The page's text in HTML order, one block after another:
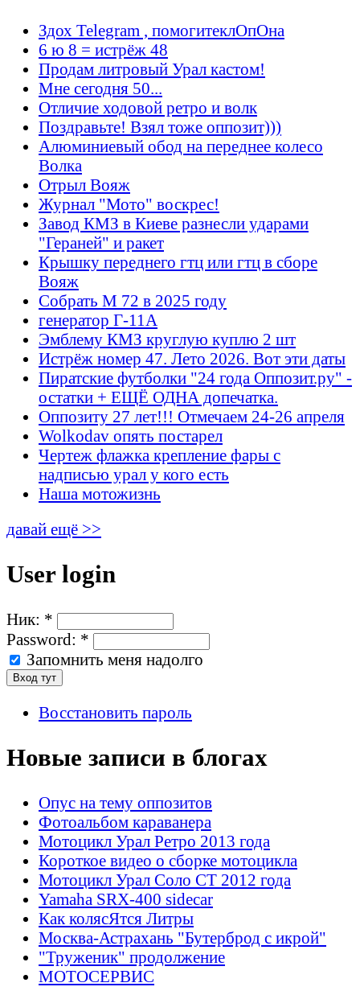
Здох Telegram , помогитеклОпОна
6 ю 8 = истрёж 48
Продам литровый Урал кастом!
Мне сегодня 50...
Отличие ходовой ретро и волк
Поздравьте! Взял тоже оппозит)))
Алюминиевый обод на переднее колесо
Волка
Отрыл Вояж
Журнал "Мото" воскрес!
Завод КМЗ в Киеве разнесли ударами
"Гераней" и ракет
Крышку переднего гтц или гтц в сборе
Вояж
Собрать М 72 в 2025 году
генератор Г-11А
Эмблему КМЗ круглую куплю 2 шт
Истрёж номер 47. Лето 2026. Вот эти даты
Пиратские футболки "24 года Оппозит.ру" -
остатки + ЕЩЁ ОДНА допечатка.
Оппозиту 27 лет!!! Отмечаем 24-26 апреля
Wolkodav опять постарел
Чертеж флажка крепление фары с
надписью урал у кого есть
Наша мотожизнь
давай ещё >>
User login
Ник: *
Password: *
Запомнить меня надолго
Восстановить пароль
Новые записи в блогах
Опус на тему оппозитов
Фотоальбом караванера
Мотоцикл Урал Ретро 2013 года
Короткое видео о сборке мотоцикла
Мотоцикл Урал Соло СТ 2012 года
Yamaha SRX-400 sidecar
Как колясЯтся Литры
Москва-Астрахань "Бутерброд с икрой"
"Труженик" продолжение
МОТОСЕРВИС